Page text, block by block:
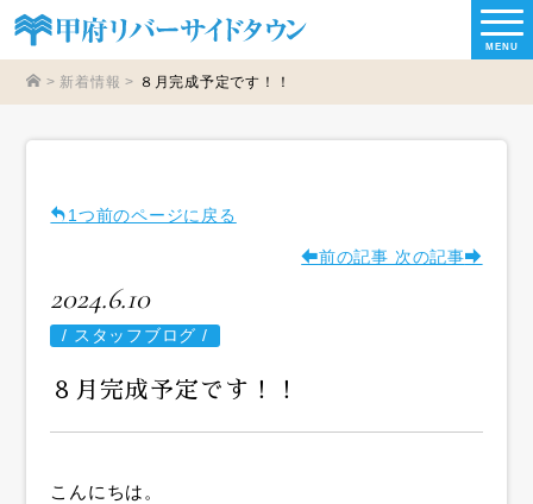
MENU
> 新着情報 > ８月完成予定です！！
1つ前のページに戻る
前の記事 次の記事
2024.6.10
/ スタッフブログ /
８月完成予定です！！
こんにちは。